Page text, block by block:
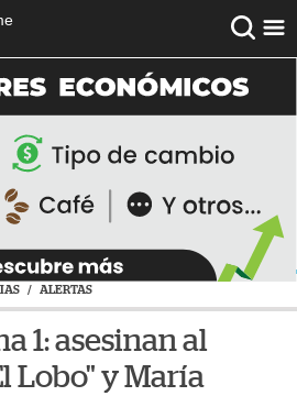
/ ALERTAS
1: asesinan al
Lobo" y María